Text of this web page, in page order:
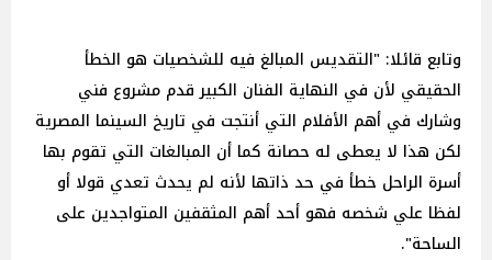
وتابع قائلا: "التقديس المبالغ فيه للشخصيات هو الخطأ
الحقيقي لأن في النهاية الفنان الكبير قدم مشروع فني
وشارك في أهم الأفلام التي أنتجت في تاريخ السينما المصرية
لكن هذا لا يعطى له حصانة كما أن المبالغات التي تقوم بها
أسرة الراحل خطأ في حد ذاتها لأنه لم يحدث تعدي قولا أو
لفظا علي شخصه فهو أحد أهم المثقفين المتواجدين على
الساحة".